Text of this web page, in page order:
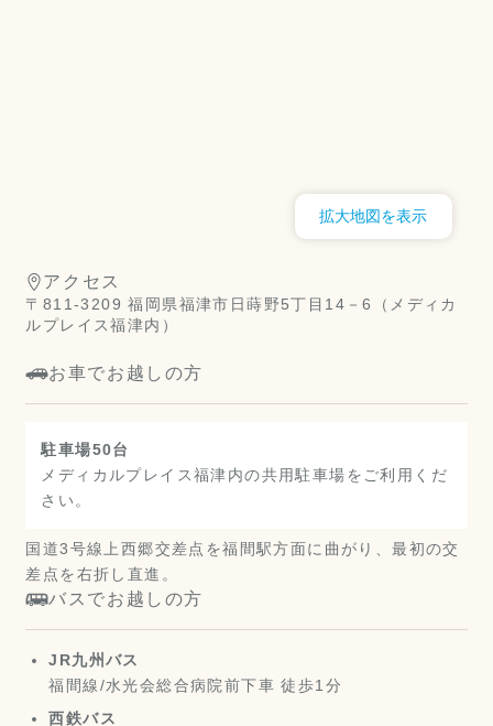
拡大地図を表示
アクセス
〒811-3209 福岡県福津市日蒔野5丁目14－6（メディカ
ルプレイス福津内）
お車でお越しの方
駐車場50台
メディカルプレイス福津内の共用駐車場をご利用くだ
さい。
国道3号線上西郷交差点を福間駅方面に曲がり、最初の交
差点を右折し直進。
バスでお越しの方
JR九州バス
福間線/水光会総合病院前下車 徒歩1分
西鉄バス